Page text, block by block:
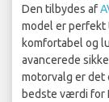
Den tilbydes af
model er perfekt
komfortabel og
avancerede
motorvalg er det
bedste værdi for